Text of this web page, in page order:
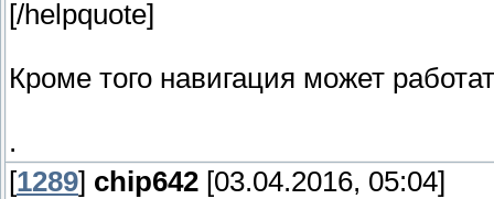
[/helpquote]
Кроме того навигация может
.
[1289] chip642 [03.04.2016, 05:04]